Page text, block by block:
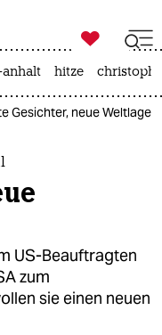

taz zahl ich
anhalt hitze
Gesichter, neue Weltlage
US-Beauftragten
zum
sie einen neuen